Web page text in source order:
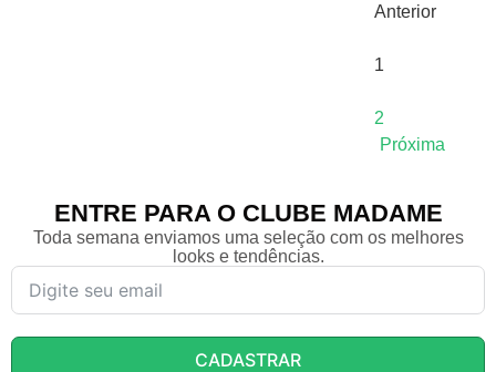
Anterior
1
2
Próxima
ENTRE PARA O CLUBE MADAME
Toda semana enviamos uma seleção com os melhores
looks e tendências.
CADASTRAR